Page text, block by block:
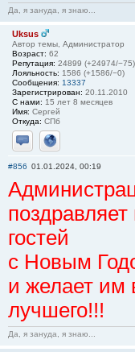
Да, я зануда, я знаю...
Uksus
Автор темы, Администратор
Возраст: 62
Репутация: 24899 (+24974/−75)
Лояльность: 1586 (+1586/−0)
Сообщения: 13337
Зарегистрирован: 20.11.2010
С нами: 15 лет 8 месяцев
Имя: Сергей
Откуда: СПб
Отправить личное
Сайт
#856 01.01.2024, 00:19
поздравляет
гостей
с Новым
и желает им
лучшего!!!
Да, я зануда, я знаю...